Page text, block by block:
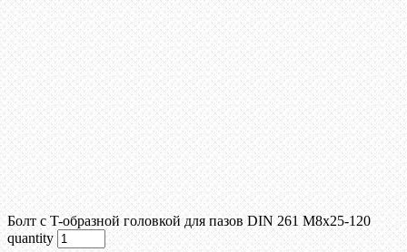
Болт с T-образной головкой для пазов DIN 261 М8х25-120
quantity